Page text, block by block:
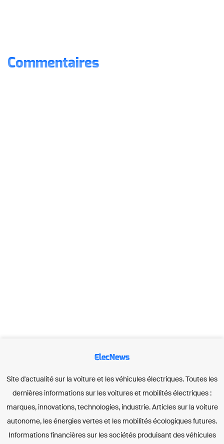
Commentaires
ElecNews
Site d'actualité sur la voiture et les véhicules électriques. Toutes les
dernières informations sur les voitures et mobilités électriques :
marques, innovations, technologies, industrie. Articles sur la voiture
autonome, les énergies vertes et les mobilités écologiques futures.
Informations financières sur les sociétés produisant des véhicules